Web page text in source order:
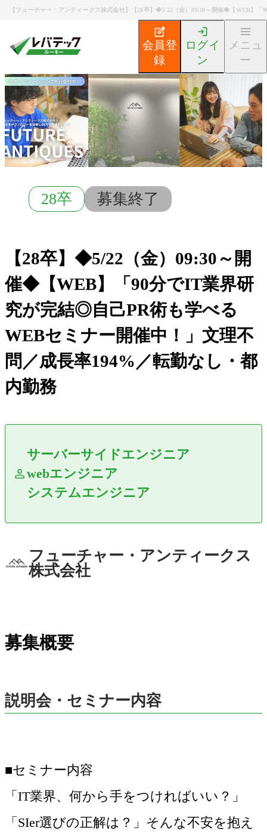
【フューチャー・アンティークス株式会社】【28卒】◆5/22（金）09:30～開催◆【WEB】
会員登
録
ログイ
ン
メニュ
ー
募集検索 【28卒】◆5/22（
28卒 募集終了
【28卒】◆5/22（金）09:30～開
催◆【WEB】「90分でIT業界研
究が完結◎自己PR術も学べる
WEBセミナー開催中！」文理不
問／成長率194%／転勤なし・都
内勤務
サーバーサイドエンジニア
webエンジニア
システムエンジニア
フューチャー・アンティークス
株式会社
募集概要
説明会・セミナー内容
■セミナー内容
「IT業界、何から手をつければいい？」
「SIer選びの正解は？」そんな不安を抱え